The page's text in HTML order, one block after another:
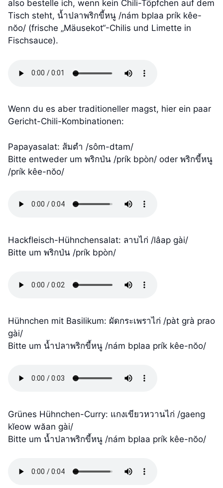
also bestelle ich, wenn kein Chili-Töpfchen auf dem
Tisch steht, น้ำปลาพริกขี้หนู /nám bplaa prík kêe-
nŏo/ (frische „Mäusekot“-Chilis und Limette in
Fischsauce).
Wenn du es aber traditioneller magst, hier ein paar
Gericht-Chili-Kombinationen:
Papayasalat: ส้มตำ /sôm-dtam/
Bitte entweder um พริกป่น /prík bpòn/ oder พริกขี้หนู
/prík kêe-nŏo/
Hackfleisch-Hühnchensalat: ลาบไก่ /lâap gài/
Bitte um พริกป่น /prík bpòn/
Hühnchen mit Basilikum: ผัดกระเพราไก่ /pàt grà prao
gài/
Bitte um น้ำปลาพริกขี้หนู /nám bplaa prík kêe-nŏo/
Grünes Hühnchen-Curry: แกงเขียวหวานไก่ /gaeng
kĭeow wăan gài/
Bitte um น้ำปลาพริกขี้หนู /nám bplaa prík kêe-nŏo/